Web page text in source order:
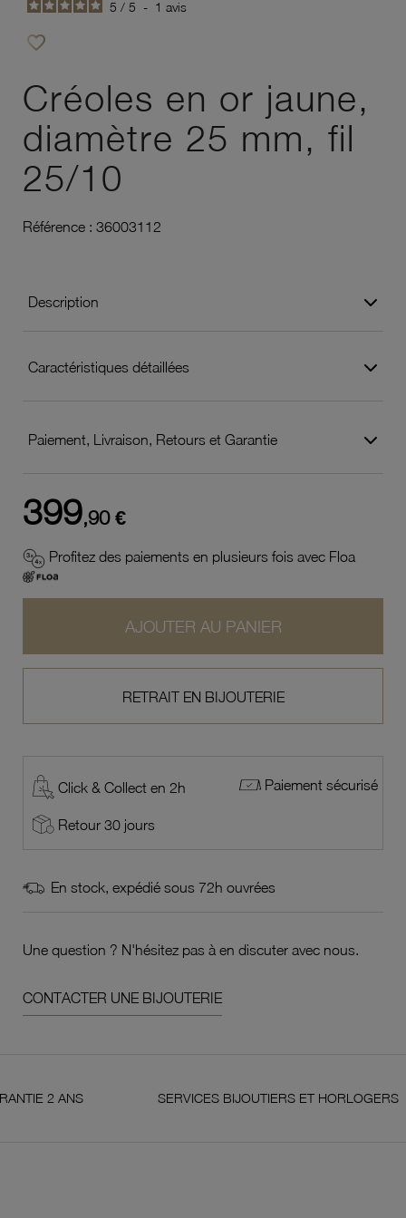
5 / 5 - 1 avis
favorite_border
Créoles en or jaune,
diamètre 25 mm, fil
25/10
Référence : 36003112
Description
Caractéristiques détaillées
Paiement, Livraison, Retours et Garantie
399,90 €
Profitez des paiements en plusieurs fois avec Floa
AJOUTER AU PANIER
RETRAIT EN BIJOUTERIE
Click & Collect en 2h Paiement sécurisé
Retour 30 jours
En stock, expédié sous 72h ouvrées
Une question ? N'hésitez pas à en discuter avec nous.
CONTACTER UNE BIJOUTERIE
ANS SERVICES BIJOUTIERS ET HORLOGERS